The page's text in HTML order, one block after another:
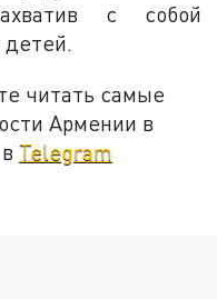
с собой
читать самые
Армении в
Telegram